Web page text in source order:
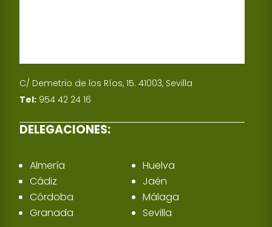
C/ Demetrio de los Ríos, 15. 41003, Sevilla
Tel: 954 42 24 16
DELEGACIONES:
Almería
Cádiz
Córdoba
Granada
Huelva
Jaén
Málaga
Sevilla